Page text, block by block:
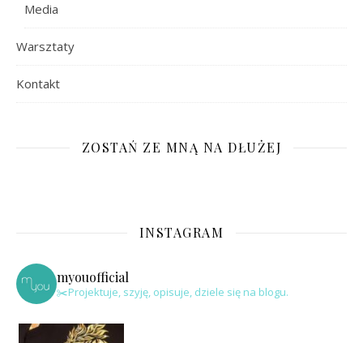
Media
Warsztaty
Kontakt
ZOSTAŃ ZE MNĄ NA DŁUŻEJ
INSTAGRAM
myouofficial
✂️Projektuje, szyję, opisuje, dziele się na blogu.